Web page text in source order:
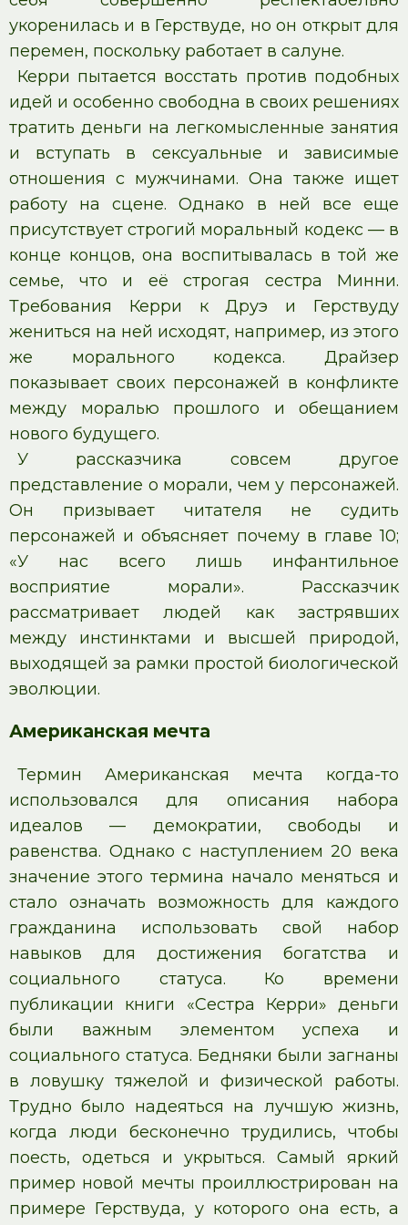
укоренилась и в Герствуде, но он открыт для
перемен, поскольку работает в салуне.
Керри пытается восстать против подобных
идей и особенно свободна в своих решениях
тратить деньги на легкомысленные занятия
и вступать в сексуальные и зависимые
отношения с мужчинами. Она также ищет
работу на сцене. Однако в ней все еще
присутствует строгий моральный кодекс — в
конце концов, она воспитывалась в той же
семье, что и её строгая сестра Минни.
Требования Керри к Друэ и Герствуду
жениться на ней исходят, например, из этого
же морального кодекса. Драйзер
показывает своих персонажей в конфликте
между моралью прошлого и обещанием
нового будущего.
У рассказчика совсем другое
представление о морали, чем у персонажей.
Он призывает читателя не судить
персонажей и объясняет почему в главе 10;
«У нас всего лишь инфантильное
восприятие морали». Рассказчик
рассматривает людей как застрявших
между инстинктами и высшей природой,
выходящей за рамки простой биологической
эволюции.
Американская мечта
Термин Американская мечта когда-то
использовался для описания набора
идеалов — демократии, свободы и
равенства. Однако с наступлением 20 века
значение этого термина начало меняться и
стало означать возможность для каждого
гражданина использовать свой набор
навыков для достижения богатства и
социального статуса. Ко времени
публикации книги «Сестра Керри» деньги
были важным элементом успеха и
социального статуса. Бедняки были загнаны
в ловушку тяжелой и физической работы.
Трудно было надеяться на лучшую жизнь,
когда люди бесконечно трудились, чтобы
поесть, одеться и укрыться. Самый яркий
пример новой мечты проиллюстрирован на
примере Герствуда, у которого она есть, а